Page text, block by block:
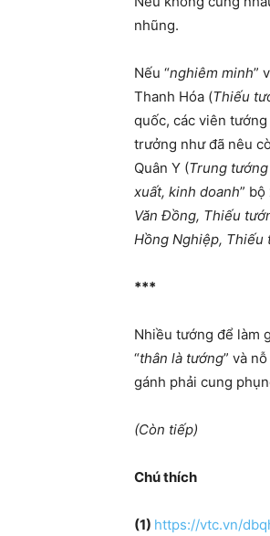
nhũng.
Nếu “nghiêm minh”
Thanh Hóa (Thiếu
quốc, các viên
trưởng như đã nêu
Quân Y (Trung tướng
xuất, kinh doanh”
Văn Đồng, Thiếu
Hồng Nghiệp, Thiếu
***
Nhiều tướng để làm
“thân là tướng” và
gánh phải cung
(Còn tiếp)
Chú thích
(1) https://vtc.vn/